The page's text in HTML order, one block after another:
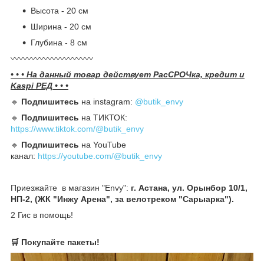
Высота - 20 см
Ширина - 20 см
Глубина - 8 см
〰️〰️〰️〰️〰️〰️〰️〰️〰️〰️
• • • На данный товар действует РасСРОЧка, кредит и
Kaspi РЕД • • •
🔹️ Подпишитесь на instagram: @butik_envy
🔹️ Подпишитесь на ТИКТОК:
https://www.tiktok.com/@butik_envy
🔹️ Подпишитесь на YouTube
канал: https://youtube.com/@butik_envy
Приезжайте в магазин "Envy": г. Астана, ул. Орынбор 10/1,
НП-2, (ЖК "Инжу Арена", за велотреком "Сарыарка").
2 Гис в помощь!
🛒 Покупайте пакеты!